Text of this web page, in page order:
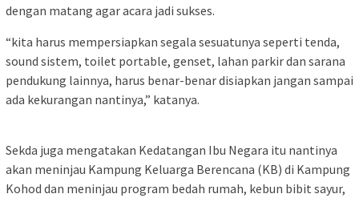
dengan matang agar acara jadi sukses.
“kita harus mempersiapkan segala sesuatunya seperti tenda,
sound sistem, toilet portable, genset, lahan parkir dan sarana
pendukung lainnya, harus benar-benar disiapkan jangan sampai
ada kekurangan nantinya,” katanya.
Sekda juga mengatakan Kedatangan Ibu Negara itu nantinya
akan meninjau Kampung Keluarga Berencana (KB) di Kampung
Kohod dan meninjau program bedah rumah, kebun bibit sayur,